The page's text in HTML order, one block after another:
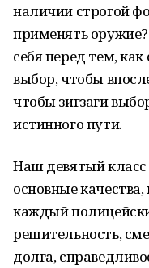
наличии строгой
применять
себя перед тем,
выбор, чтобы
чтобы зигзаги
истинного пути.
Наш девятый
основные
каждый
решительность,
долга,